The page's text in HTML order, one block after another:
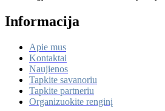
Informacija
Apie mus
Kontaktai
Naujienos
Tapkite savanoriu
Tapkite partneriu
Organizuokite renginį